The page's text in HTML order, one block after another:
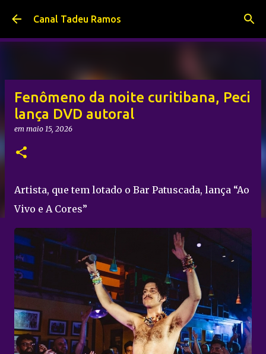
Pular para o conteúdo principal
Canal Tadeu Ramos
Fenômeno da noite curitibana, Peci
lança DVD autoral
em maio 15, 2026
Artista, que tem lotado o Bar Patuscada, lança “Ao
Vivo e A Cores”